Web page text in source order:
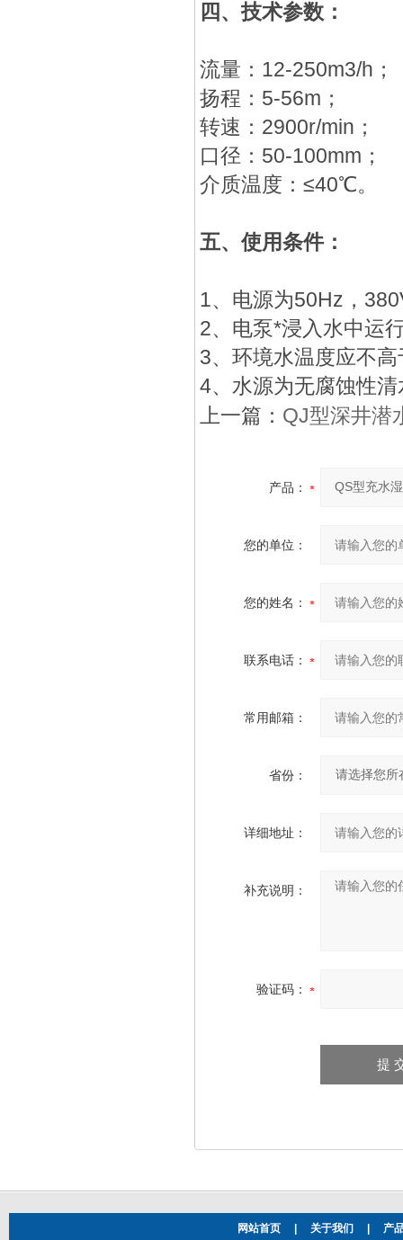
四、 技术参数：
流量：12-250m3/h；
扬程：5-56m；
转速：2900r/min；
口径：50-100mm；
介质温度：≤40℃。
五、使用条件：
1、电源为50Hz，
2、电泵*浸入水中运
3、环境水温度应不
4、水源为无腐蚀性
上一篇： QJ型深井潜
产品：
您的单位：
您的姓名：
联系电话：
常用邮箱：
省份：
详细地址：
补充说明：
验证码：
网站首页 关于我们 产